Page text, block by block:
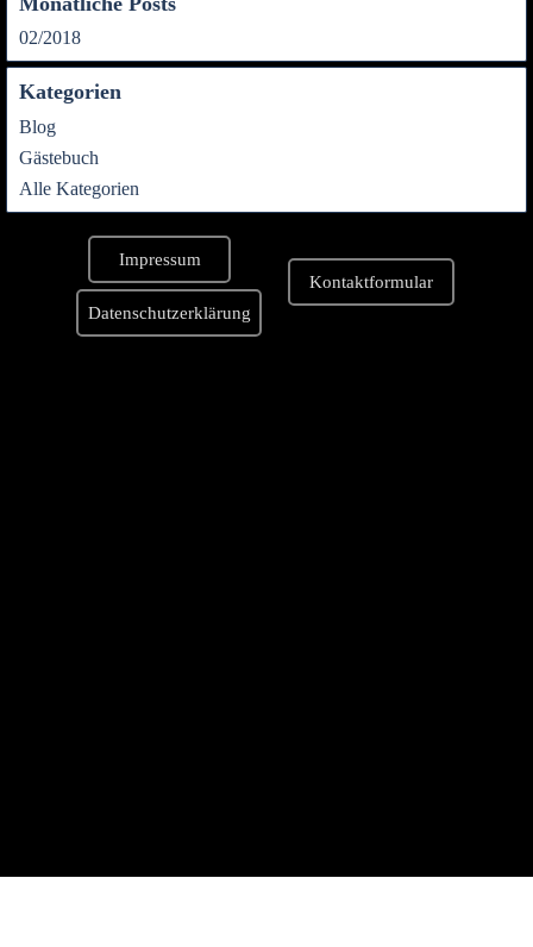
Bewertung:*
Mitteilung:*
02/2018
Kategorien
Blog
Gästebuch
Alle Kategorien
Impressum
Kontaktformular
Datenschutzerklärung